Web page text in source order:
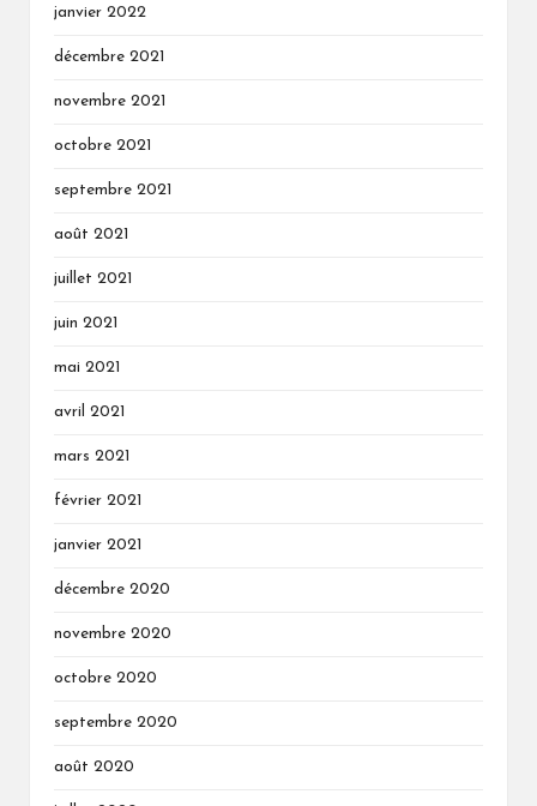
janvier 2022
décembre 2021
novembre 2021
octobre 2021
septembre 2021
août 2021
juillet 2021
juin 2021
mai 2021
avril 2021
mars 2021
février 2021
janvier 2021
décembre 2020
novembre 2020
octobre 2020
septembre 2020
août 2020